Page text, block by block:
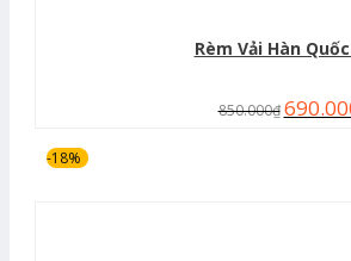
Rèm Vải Hàn
850.000₫
-18%